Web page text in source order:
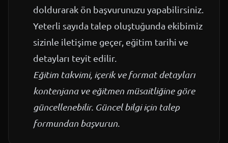
doldurarak ön başvurunuzu yapabilirsiniz.
Yeterli sayıda talep oluştuğunda ekibimiz
sizinle iletişime geçer, eğitim tarihi ve
detayları teyit edilir.
Eğitim takvimi, içerik ve format detayları
kontenjana ve eğitmen müsaitliğine göre
güncellenebilir. Güncel bilgi için talep
formundan başvurun.